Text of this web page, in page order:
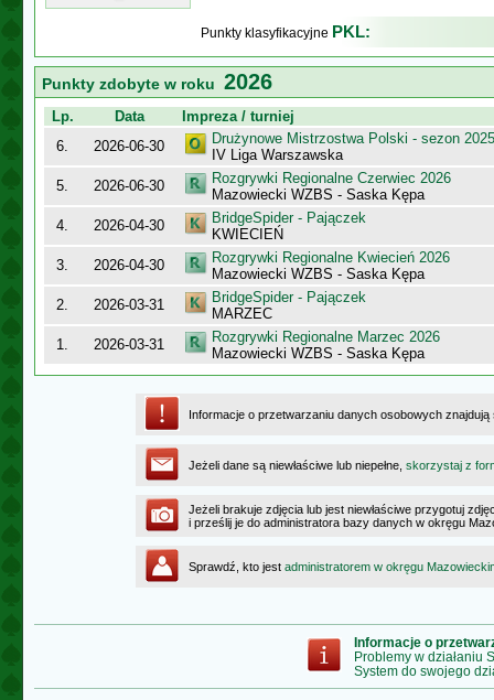
Punkty klasyfikacyjne PKL:
Punkty zdobyte w roku 2026
Lp. Data
Impreza / turniej
6.
2026-06-30
Drużynowe Mistrzostwa Polski - sezon
IV Liga Warszawska
5.
2026-06-30
Rozgrywki Regionalne Czerwiec 2026
Mazowiecki WZBS - Saska Kępa
4.
2026-04-30
BridgeSpider - Pajączek
KWIECIEŃ
3.
2026-04-30
Rozgrywki Regionalne Kwiecień 2026
Mazowiecki WZBS - Saska Kępa
2.
2026-03-31
BridgeSpider - Pajączek
MARZEC
1.
2026-03-31
Rozgrywki Regionalne Marzec 2026
Mazowiecki WZBS - Saska Kępa
Informacje o przetwarzaniu danych osobowych
Jeżeli dane są niewłaściwe lub niepełne, skorzystaj z
Jeżeli brakuje zdjęcia lub jest niewłaściwe przygotuj
i prześlij je do administratora bazy danych w okręgu
Sprawdź, kto jest administratorem w okręgu
Informacje o
Problemy w działaniu
System do swojego